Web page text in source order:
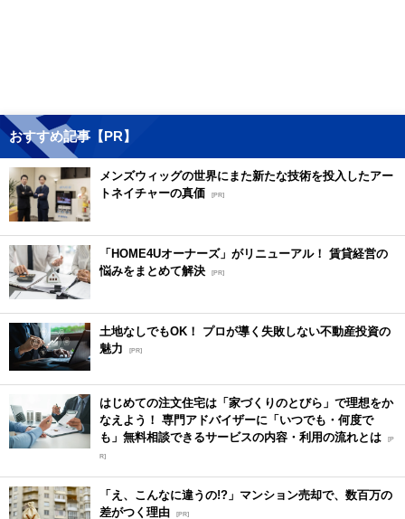
おすすめ記事【PR】
メンズウィッグの世界にまた新たな技術を投入したアー
トネイチャーの真価 [PR]
「HOME4Uオーナーズ」がリニューアル！ 賃貸経営の
悩みをまとめて解決 [PR]
土地なしでもOK！ プロが導く失敗しない不動産投資の
魅力
[PR]
はじめての注文住宅は「家づくりのとびら」で理想をか
なえよう！ 専門アドバイザーに「いつでも・何度で
も」無料相談できるサービスの内容・利用の流れとは [P
R]
「え、こんなに違うの!?」マンション売却で、数百万の
差がつく理由 [PR]